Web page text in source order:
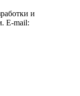
и
E-mail: